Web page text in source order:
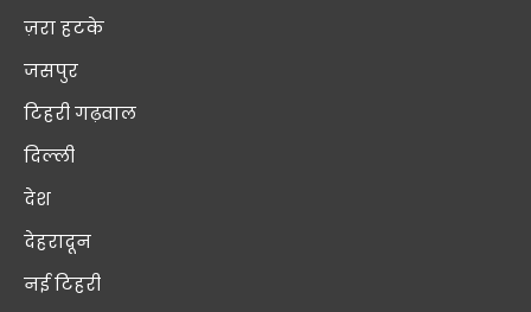
ज़रा हटके
जसपुर
टिहरी गढ़वाल
दिल्ली
देश
देहरादून
नई टिहरी